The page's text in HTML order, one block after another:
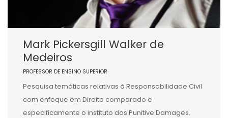
Mark Pickersgill Walker de
Medeiros
PROFESSOR DE ENSINO SUPERIOR
Pesquisa temáticas relativas à Responsabilidade Civil
com enfoque em Direito comparado e
especificamente o instituto dos Punitive Damages.